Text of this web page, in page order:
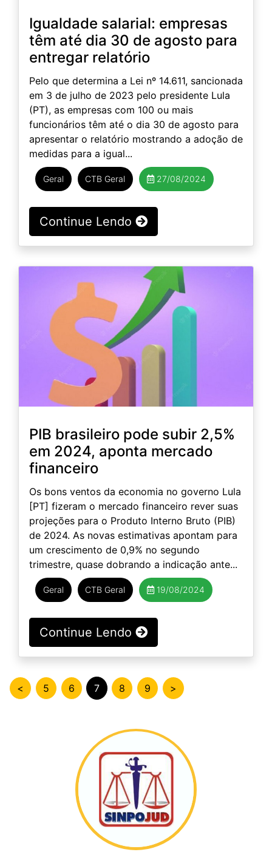
Igualdade salarial: empresas
têm até dia 30 de agosto para
entregar relatório
Pelo que determina a Lei nº 14.611, sancionada
em 3 de julho de 2023 pelo presidente Lula
(PT), as empresas com 100 ou mais
funcionários têm até o dia 30 de agosto para
apresentar o relatório mostrando a adoção de
medidas para a igual...
Geral CTB Geral 27/08/2024
Continue Lendo
PIB brasileiro pode subir 2,5%
em 2024, aponta mercado
financeiro
Os bons ventos da economia no governo Lula
[PT] fizeram o mercado financeiro rever suas
projeções para o Produto Interno Bruto (PIB)
de 2024. As novas estimativas apontam para
um crescimento de 0,9% no segundo
trimestre, quase dobrando a indicação ante...
Geral CTB Geral 19/08/2024
Continue Lendo
< 5 6 7 8 9 >